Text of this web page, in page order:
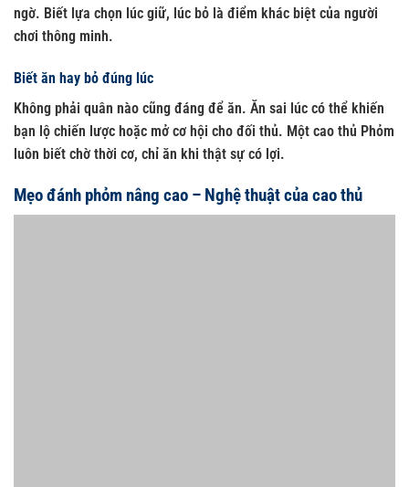
ngờ. Biết lựa chọn lúc giữ, lúc bỏ là điểm khác biệt của người
chơi thông minh.
Biết ăn hay bỏ đúng lúc
Không phải quân nào cũng đáng để ăn. Ăn sai lúc có thể khiến
bạn lộ chiến lược hoặc mở cơ hội cho đối thủ. Một cao thủ Phỏm
luôn biết chờ thời cơ, chỉ ăn khi thật sự có lợi.
Mẹo đánh phỏm nâng cao – Nghệ thuật của cao thủ